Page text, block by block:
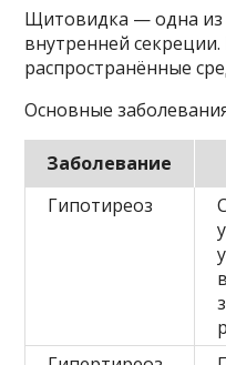
Щитовидка — одна из
внутренней
распространённые
Основные
Заболевание
Гипотиреоз